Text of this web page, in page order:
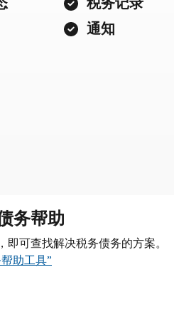
通知
务帮助
即可查找解决税务债务的方案。
助工具”